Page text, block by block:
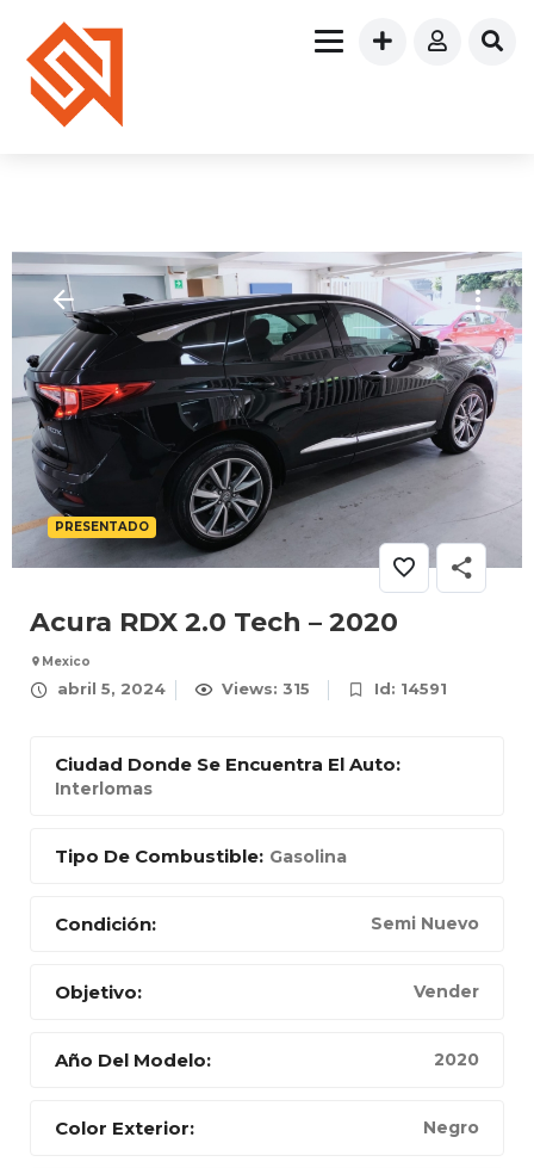
PRESENTADO
Acura RDX 2.0 Tech – 2020
Mexico
abril 5, 2024 Views: 315 Id: 14591
Ciudad Donde Se Encuentra El Auto:
Interlomas
Tipo De Combustible: Gasolina
Condición: Semi Nuevo
Objetivo: Vender
Año Del Modelo: 2020
Color Exterior: Negro